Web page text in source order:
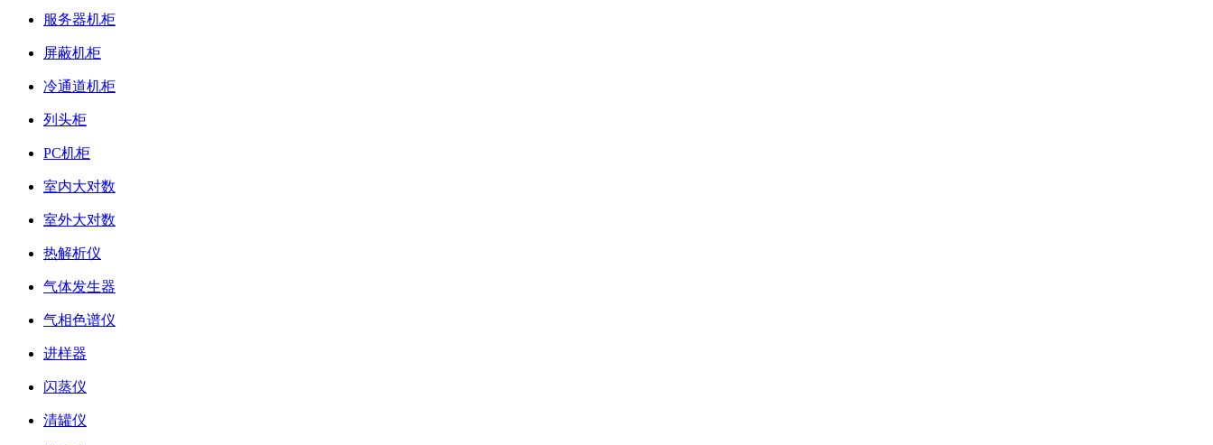
服务器机柜
屏蔽机柜
冷通道机柜
列头柜
PC机柜
室内大对数
室外大对数
热解析仪
气体发生器
气相色谱仪
进样器
闪蒸仪
清罐仪